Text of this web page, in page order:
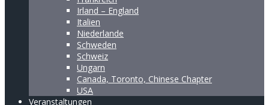
Irland – England
Italien
Niederlande
Schweden
Schweiz
Ungarn
Canada, Toronto, Chinese Chapter
USA
Veranstaltungen